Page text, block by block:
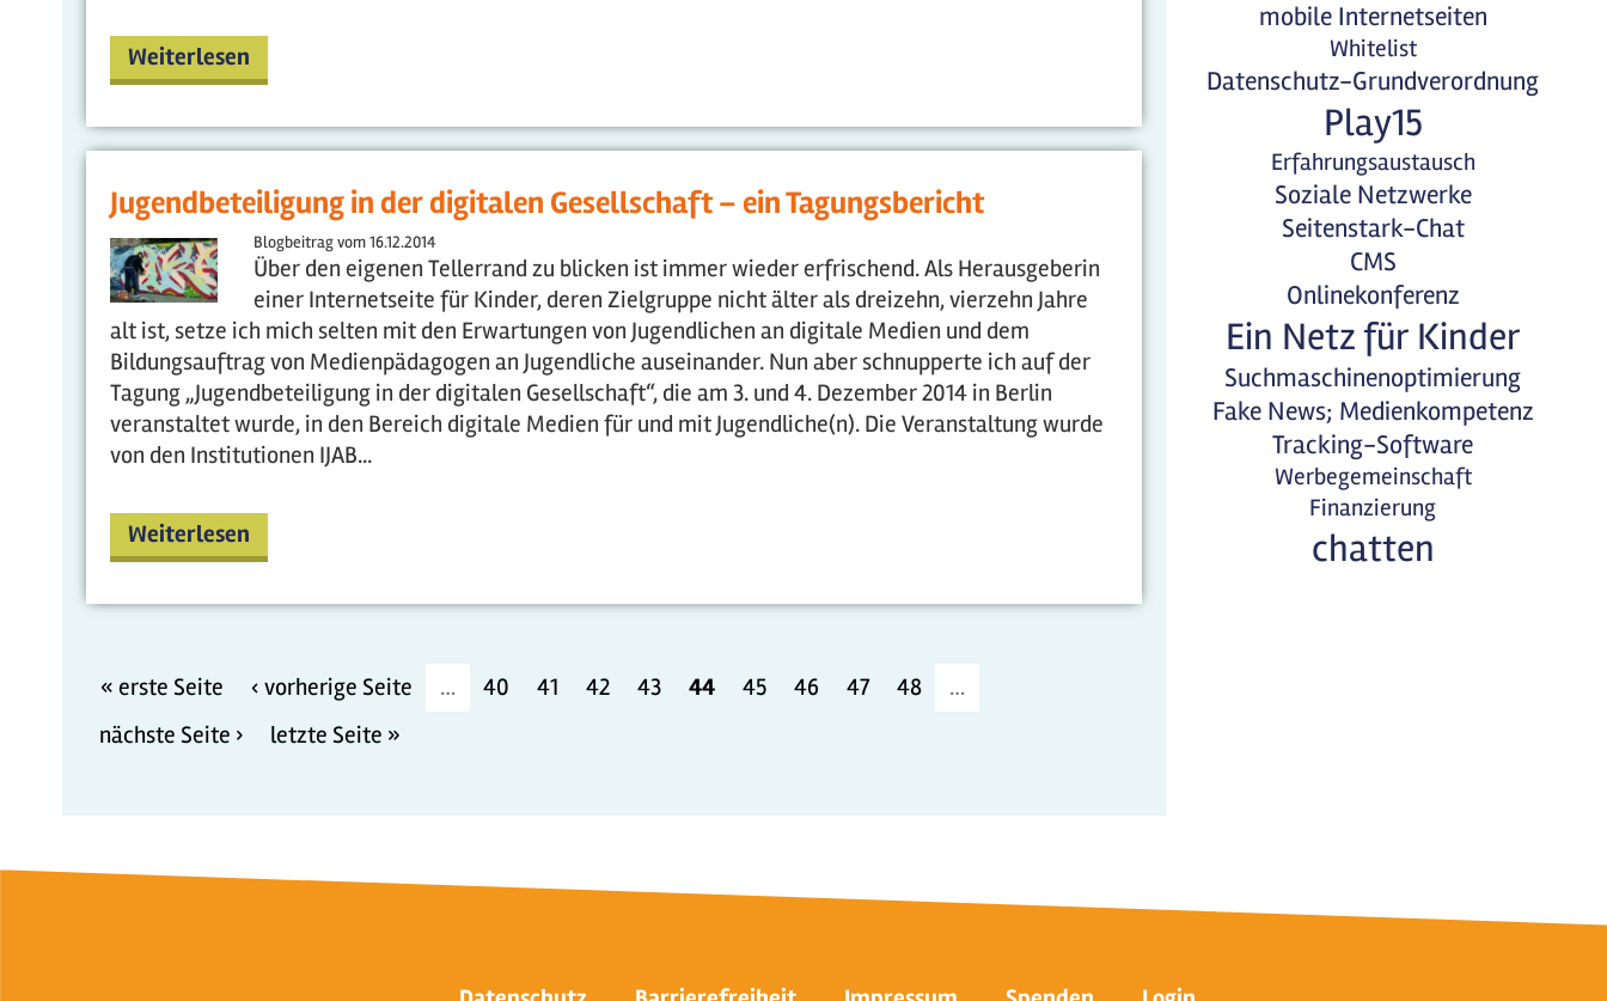
Weiterlesen
Jugendbeteiligung in der digitalen Gesellschaft – ein Tagungsbericht
Blogbeitrag vom16.12.2014
Über den eigenen Tellerrand zu blicken ist immer wieder erfrischend. Als Herausgeberin
einer Internetseite für Kinder, deren Zielgruppe nicht älter als dreizehn, vierzehn Jahre
alt ist, setze ich mich selten mit den Erwartungen von Jugendlichen an digitale Medien und dem
Bildungsauftrag von Medienpädagogen an Jugendliche auseinander. Nun aber schnupperte ich auf der
Tagung „Jugendbeteiligung in der digitalen Gesellschaft“, die am 3. und 4. Dezember 2014 in Berlin
veranstaltet wurde, in den Bereich digitale Medien für und mit Jugendliche(n). Die Veranstaltung wurde
von den Institutionen IJAB...
Weiterlesen
« erste Seite ‹ vorherige Seite … 40 41 42 43 44 45 46 47 48
…
nächste Seite ›
letzte Seite »
mobile Internetseiten
Whitelist
Datenschutz-Grundverordnung
Play15
Erfahrungsaustausch
Soziale Netzwerke
Seitenstark-Chat
CMS
Onlinekonferenz
Ein Netz für Kinder
Suchmaschinenoptimierung
Fake News; Medienkompetenz
Tracking-Software
Werbegemeinschaft
Finanzierung
chatten